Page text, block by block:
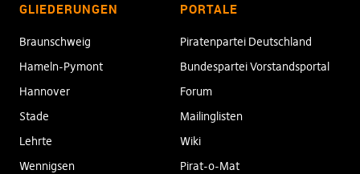
GLIEDERUNGEN
Braunschweig
Hameln-Pymont
Hannover
Stade
Lehrte
Wennigsen
PORTALE
Piratenpartei Deutschland
Bundespartei Vorstandsportal
Forum
Mailinglisten
Wiki
Pirat-o-Mat